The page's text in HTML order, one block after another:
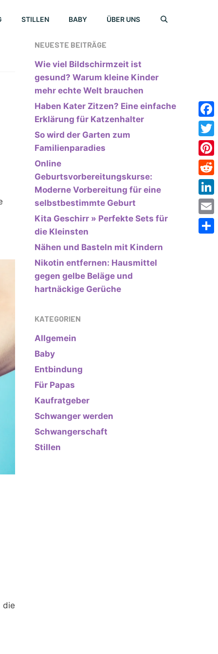
STILLEN BABY ÜBER UNS
die
NEUESTE BEITRÄGE
Wie viel Bildschirmzeit ist
gesund? Warum kleine Kinder
mehr echte Welt brauchen
Haben Kater Zitzen? Eine einfache
Erklärung für Katzenhalter
So wird der Garten zum
Familienparadies
Online
Geburtsvorbereitungskurse:
Moderne Vorbereitung für eine
selbstbestimmte Geburt
Kita Geschirr » Perfekte Sets für
die Kleinsten
Nähen und Basteln mit Kindern
Nikotin entfernen: Hausmittel
gegen gelbe Beläge und
hartnäckige Gerüche
KATEGORIEN
Allgemein
Baby
Entbindung
Für Papas
Kaufratgeber
Schwanger werden
Schwangerschaft
Stillen